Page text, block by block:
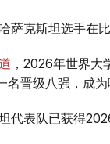
萨克斯坦选手在
，2026年世界
名晋级八强，成
代表队已获得